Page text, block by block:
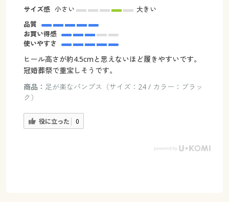
サイズ感 小さい
大きい
品質
お買い得感
使いやすさ
ヒール高さが約4.5cmと思えないほど履きやすいです。
冠婚葬祭で重宝しそうです。
商品： 足が楽なパンプス（サイズ：24 / カラー：ブラッ
ク）
役に立った 0